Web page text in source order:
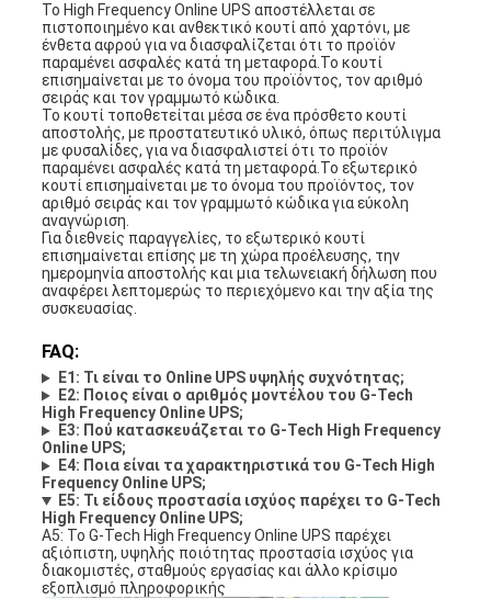
Το High Frequency Online UPS αποστέλλεται σε
πιστοποιημένο και ανθεκτικό κουτί από χαρτόνι, με
ένθετα αφρού για να διασφαλίζεται ότι το προϊόν
παραμένει ασφαλές κατά τη μεταφορά.Το κουτί
επισημαίνεται με το όνομα του προϊόντος, τον αριθμό
σειράς και τον γραμμωτό κώδικα.
Το κουτί τοποθετείται μέσα σε ένα πρόσθετο κουτί
αποστολής, με προστατευτικό υλικό, όπως περιτύλιγμα
με φυσαλίδες, για να διασφαλιστεί ότι το προϊόν
παραμένει ασφαλές κατά τη μεταφορά.Το εξωτερικό
κουτί επισημαίνεται με το όνομα του προϊόντος, τον
αριθμό σειράς και τον γραμμωτό κώδικα για εύκολη
αναγνώριση.
Για διεθνείς παραγγελίες, το εξωτερικό κουτί
επισημαίνεται επίσης με τη χώρα προέλευσης, την
ημερομηνία αποστολής και μια τελωνειακή δήλωση που
αναφέρει λεπτομερώς το περιεχόμενο και την αξία της
συσκευασίας.
FAQ:
Ε1: Τι είναι το Online UPS υψηλής συχνότητας;
Ε2: Ποιος είναι ο αριθμός μοντέλου του G-Tech
High Frequency Online UPS;
Ε3: Πού κατασκευάζεται το G-Tech High Frequency
Online UPS;
Ε4: Ποια είναι τα χαρακτηριστικά του G-Tech High
Frequency Online UPS;
Ε5: Τι είδους προστασία ισχύος παρέχει το G-Tech
High Frequency Online UPS;
A5: Το G-Tech High Frequency Online UPS παρέχει
αξιόπιστη, υψηλής ποιότητας προστασία ισχύος για
διακομιστές, σταθμούς εργασίας και άλλο κρίσιμο
εξοπλισμό πληροφορικής